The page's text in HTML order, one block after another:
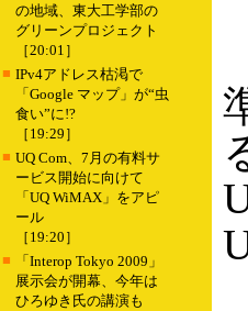
の地域、東大工学部の
グリーンプロジェクト
［20:01］
■ IPv4アドレス枯渇で
「Google マップ」が“虫
食い”に!?
［19:29］
■ UQ Com、7月の有料サ
ービス開始に向けて
「UQ WiMAX」をアピ
ール
［19:20］
■
「Interop Tokyo 2009」
展示会が開幕、今年は
ひろゆき氏の講演も